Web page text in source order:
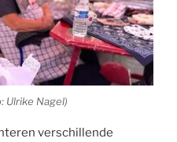
Ulrike Nagel)
verschillende